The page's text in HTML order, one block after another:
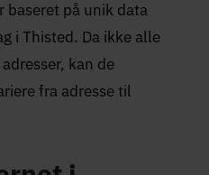
baseret på unik data
i Thisted. Da ikke alle
kan de
fra adresse til